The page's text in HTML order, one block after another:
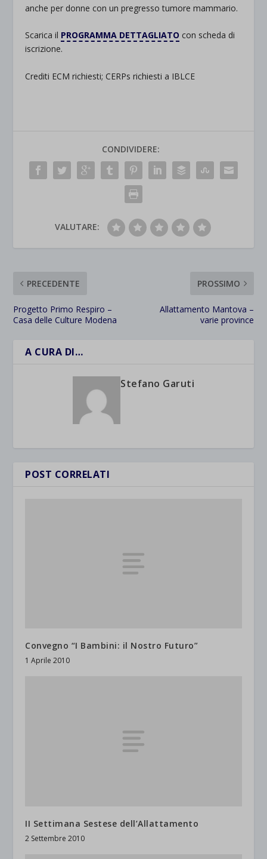
anche per donne con un pregresso tumore mammario.
Scarica il PROGRAMMA DETTAGLIATO con scheda di
iscrizione.
Crediti ECM richiesti; CERPs richiesti a IBLCE
CONDIVIDERE:
VALUTARE:
PRECEDENTE
Progetto Primo Respiro –
Casa delle Culture Modena
PROSSIMO
Allattamento Mantova –
varie province
A CURA DI…
Stefano Garuti
POST CORRELATI
Convegno “I Bambini: il Nostro Futuro”
1 Aprile 2010
II Settimana Sestese dell’Allattamento
2 Settembre 2010